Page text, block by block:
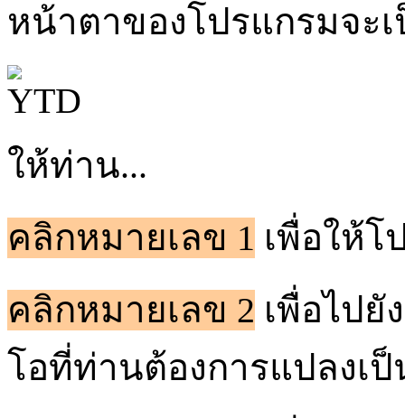
หน้าตาของโปรแกรมจะ
ให้ท่าน...
คลิกหมายเลข 1 เพื่อให้
คลิกหมายเลข 2 เพื่อไปยั
โอที่ท่านต้องการแปลงเป็